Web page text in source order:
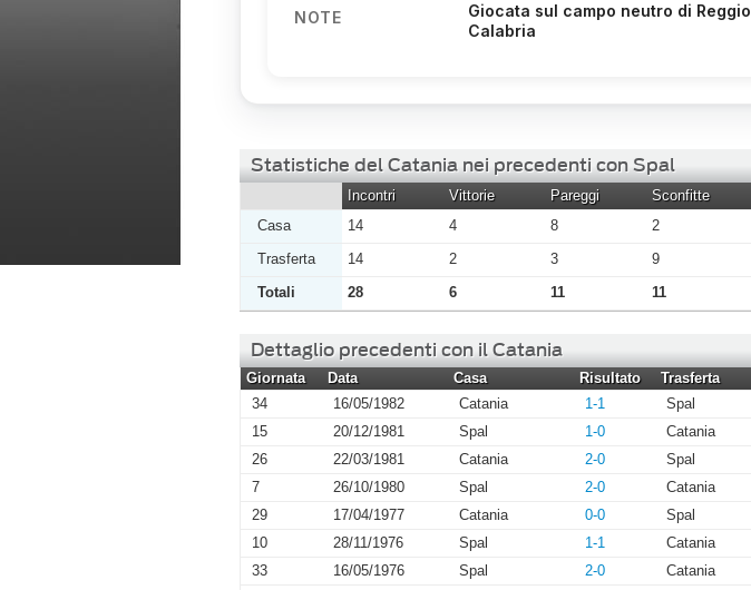
NOTE
Giocata sul campo neutro di Reggio
Calabria
Statistiche del Catania nei precedenti con Spal
Incontri Vittorie Pareggi Sconfitte
Casa
14 4 8 2
Trasferta
14 2 3 9
Totali
28 6 11 11
Dettaglio precedenti con il Catania
Giornata Data Casa Risultato Trasferta
34
16/05/1982 Catania 1-1 Spal
15
20/12/1981 Spal 1-0 Catania
26
22/03/1981 Catania 2-0 Spal
7
26/10/1980 Spal 2-0 Catania
29
17/04/1977 Catania 0-0 Spal
10
28/11/1976 Spal 1-1 Catania
33
16/05/1976 Spal 2-0 Catania